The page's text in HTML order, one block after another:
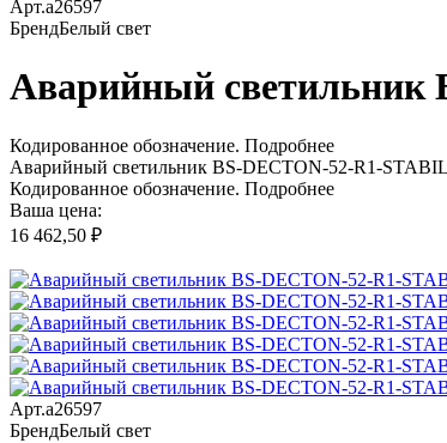
Арт.a26597
БрендБелый свет
Аварийный светильник
Кодированное обозначение. Подробнее
Аварийный светильник BS-DECTON-52-R1-
Кодированное обозначение. Подробнее
Ваша цена:
16 462,50 ₽
Арт.a26597
БрендБелый свет